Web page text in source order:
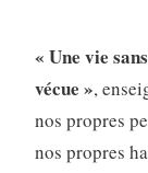
« Une vie
vécue »,
nos propres
nos propres